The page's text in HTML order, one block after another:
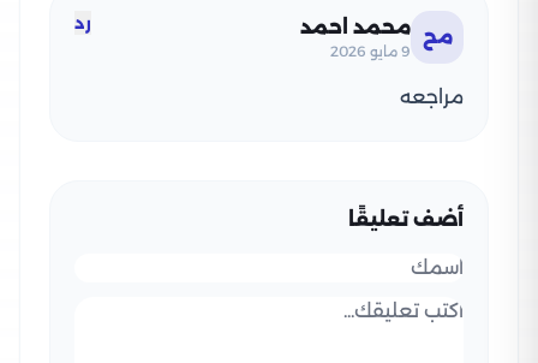
مح محمد احمد
9 مايو 2026
رد
مراجعه
أضف تعليقًا